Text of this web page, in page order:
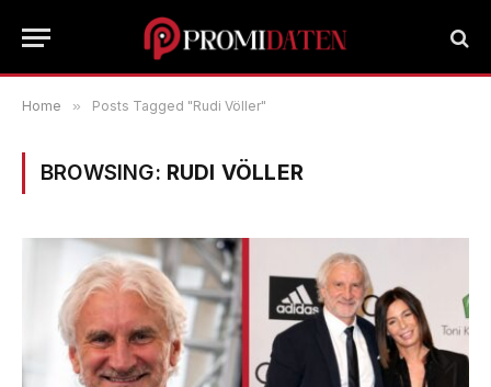
Home » Posts Tagged "Rudi Völler"
BROWSING: RUDI VÖLLER